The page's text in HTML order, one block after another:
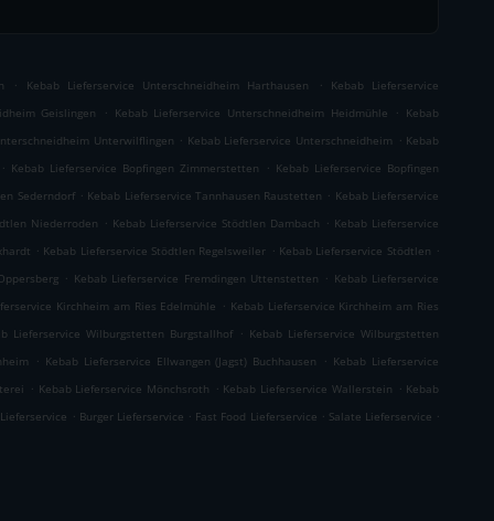
. Kebab Lieferservice Unterschneidheim Harthausen .
Kebab Lieferservice
Geislingen . Kebab Lieferservice Unterschneidheim Heidmühle . Kebab
Unterwilflingen . Kebab Lieferservice Unterschneidheim . Kebab
. Kebab Lieferservice Bopfingen Zimmerstetten . Kebab Lieferservice Bopfingen
Sederndorf . Kebab Lieferservice Tannhausen Raustetten . Kebab Lieferservice
Niederroden . Kebab Lieferservice Stödtlen Dambach . Kebab Lieferservice
. Kebab Lieferservice Stödtlen Regelsweiler . Kebab Lieferservice Stödtlen .
. Kebab Lieferservice Fremdingen Uttenstetten . Kebab Lieferservice
Kirchheim am Ries Edelmühle . Kebab Lieferservice Kirchheim am Ries
Lieferservice Wilburgstetten Burgstallhof . Kebab Lieferservice Wilburgstetten
. Kebab Lieferservice Ellwangen (Jagst) Buchhausen . Kebab Lieferservice
. Kebab Lieferservice Mönchsroth . Kebab Lieferservice Wallerstein . Kebab
. Burger Lieferservice . Fast Food Lieferservice . Salate Lieferservice .